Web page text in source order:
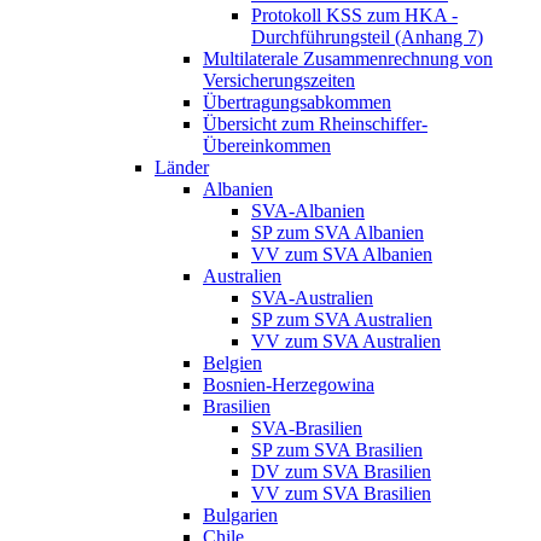
Protokoll KSS zum HKA -
Durchführungsteil (Anhang 7)
Multilaterale Zusammenrechnung von
Versicherungszeiten
Übertragungsabkommen
Übersicht zum Rheinschiffer-
Übereinkommen
Länder
Albanien
SVA-Albanien
SP zum SVA Albanien
VV zum SVA Albanien
Australien
SVA-Australien
SP zum SVA Australien
VV zum SVA Australien
Belgien
Bosnien-Herzegowina
Brasilien
SVA-Brasilien
SP zum SVA Brasilien
DV zum SVA Brasilien
VV zum SVA Brasilien
Bulgarien
Chile